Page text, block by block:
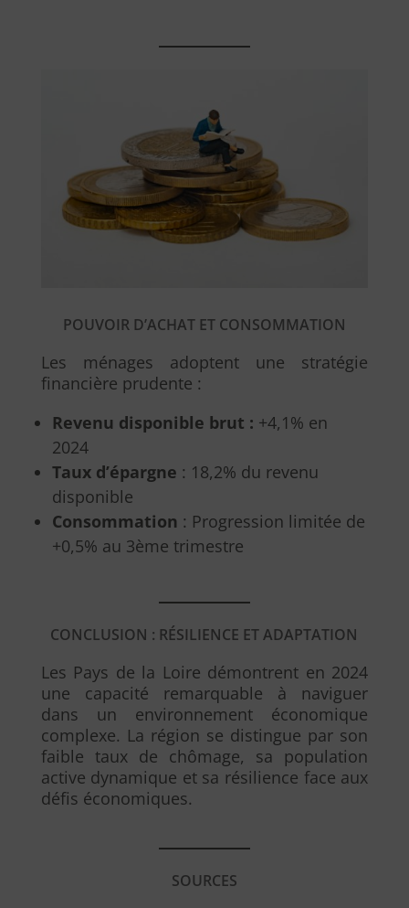
POUVOIR D’ACHAT ET CONSOMMATION
Les ménages adoptent une stratégie
financière prudente :
Revenu disponible brut : +4,1% en
2024
Taux d’épargne : 18,2% du revenu
disponible
Consommation : Progression limitée de
+0,5% au 3ème trimestre
CONCLUSION : RÉSILIENCE ET ADAPTATION
Les Pays de la Loire démontrent en 2024
une capacité remarquable à naviguer
dans un environnement économique
complexe. La région se distingue par son
faible taux de chômage, sa population
active dynamique et sa résilience face aux
défis économiques.
SOURCES